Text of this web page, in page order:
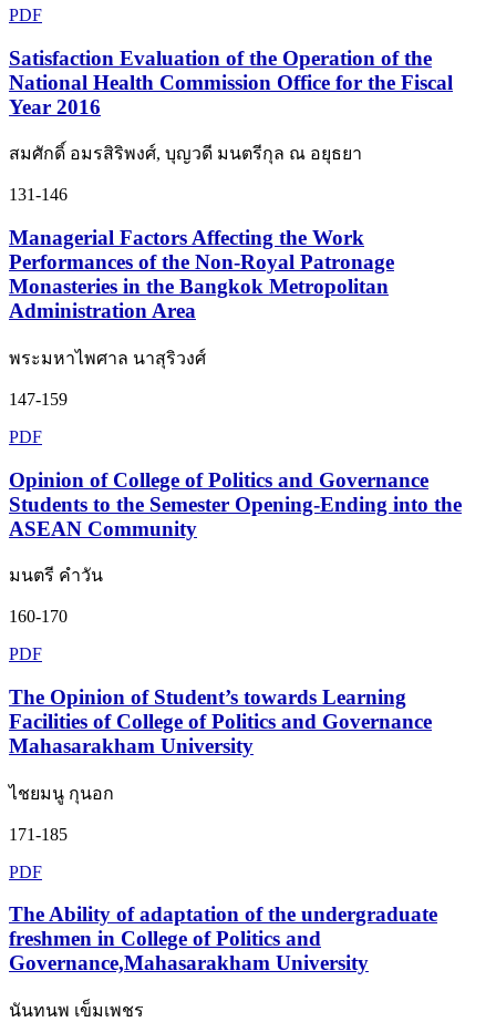
PDF
Satisfaction Evaluation of the Operation of the
National Health Commission Office for the Fiscal
Year 2016
สมศักดิ์ อมรสิริพงศ์, บุญวดี มนตรีกุล ณ อยุธยา
131-146
Managerial Factors Affecting the Work
Performances of the Non-Royal Patronage
Monasteries in the Bangkok Metropolitan
Administration Area
พระมหาไพศาล นาสุริวงศ์
147-159
PDF
Opinion of College of Politics and Governance
Students to the Semester Opening-Ending into the
ASEAN Community
มนตรี คำวัน
160-170
PDF
The Opinion of Student’s towards Learning
Facilities of College of Politics and Governance
Mahasarakham University
ไชยมนู กุนอก
171-185
PDF
The Ability of adaptation of the undergraduate
freshmen in College of Politics and
Governance,Mahasarakham University
นันทนพ เข็มเพชร